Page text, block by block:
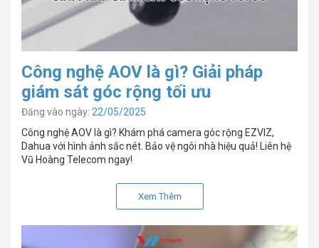
Công nghệ AOV là gì? Giải pháp
giám sát góc rộng tối ưu
Đăng vào ngày: 22/05/2025
Công nghệ AOV là gì? Khám phá camera góc rộng EZVIZ,
Dahua với hình ảnh sắc nét. Bảo vệ ngôi nhà hiệu quả! Liên hệ
Vũ Hoàng Telecom ngay!
Xem Thêm